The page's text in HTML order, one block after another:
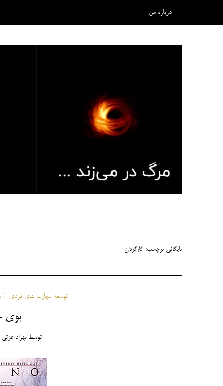
درباره من
بایگانی برچسب: کارگردان
توسعه مهارت های فردی
توسطبهزاد عزتی